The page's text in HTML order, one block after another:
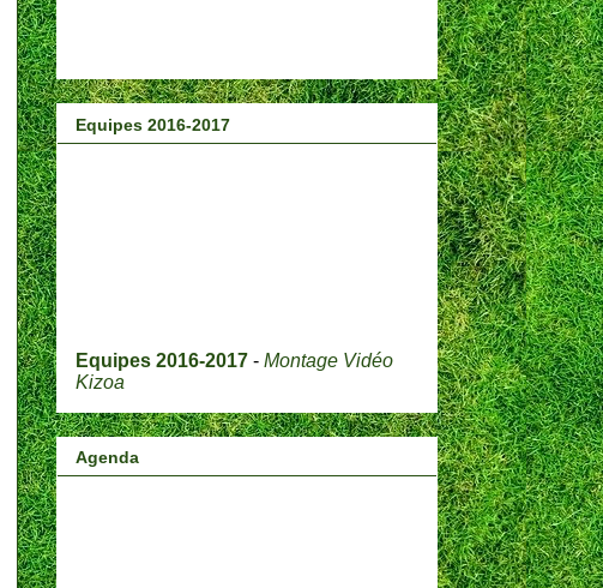
Equipes 2016-2017
Equipes 2016-2017 - Montage Vidéo
Kizoa
Agenda